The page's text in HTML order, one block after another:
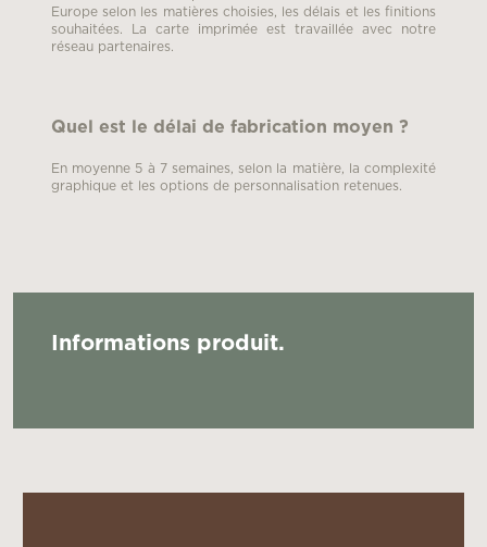
Europe selon les matières choisies, les délais et les finitions
souhaitées. La carte imprimée est travaillée avec notre
réseau partenaires.
Quel est le délai de fabrication moyen ?
En moyenne 5 à 7 semaines, selon la matière, la complexité
graphique et les options de personnalisation retenues.
Informations produit.